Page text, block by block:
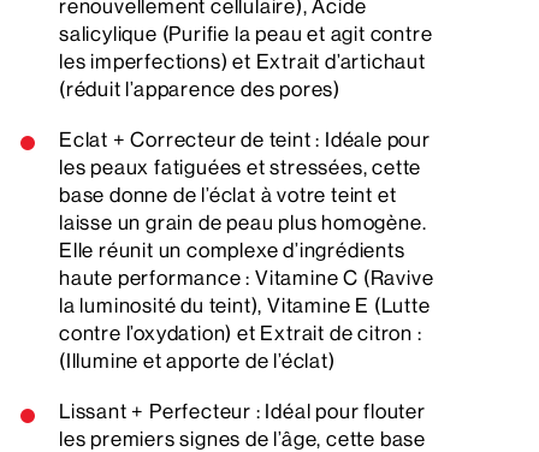
renouvellement cellulaire), Acide
salicylique (Purifie la peau et agit contre
les imperfections) et Extrait d’artichaut
(réduit l’apparence des pores)
Eclat + Correcteur de teint : Idéale pour
les peaux fatiguées et stressées, cette
base donne de l’éclat à votre teint et
laisse un grain de peau plus homogène.
Elle réunit un complexe d’ingrédients
haute performance : Vitamine C (Ravive
la luminosité du teint), Vitamine E (Lutte
contre l’oxydation) et Extrait de citron :
(Illumine et apporte de l’éclat)
Lissant + Perfecteur : Idéal pour flouter
les premiers signes de l’âge, cette base